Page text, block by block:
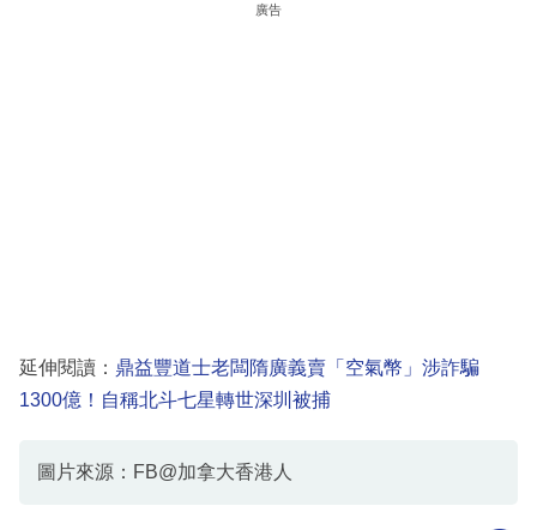
廣告
延伸閱讀： 鼎益豐道士老闆隋廣義賣「空氣幣」涉詐騙
1300億！自稱北斗七星轉世深圳被捕
圖片來源：FB@加拿大香港人